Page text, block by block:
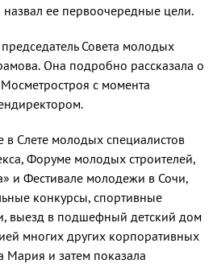
ее первоочередные цели.
Совета молодых
Она подробно рассказала о
с момента
Слете молодых специалистов
Форуме молодых строителей,
и Фестивале молодежи в Сочи,
конкурсы, спортивные
выезд в подшефный детский дом
многих других корпоративных
Мария и затем показала